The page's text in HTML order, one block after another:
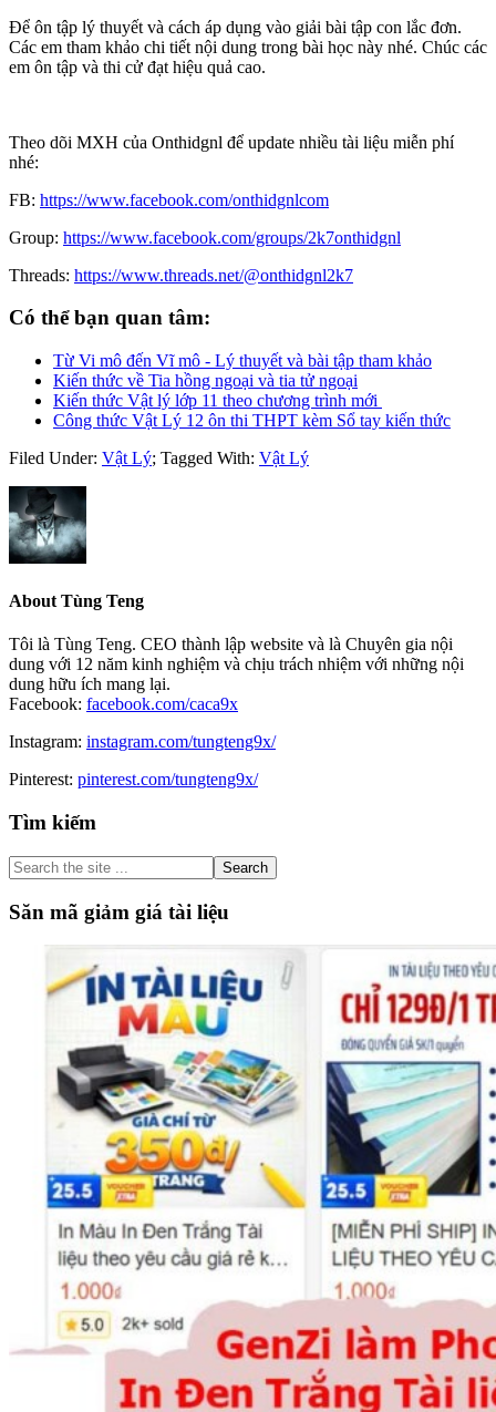
Để ôn tập lý thuyết và cách áp dụng vào giải bài tập con lắc đơn.
Các em tham khảo chi tiết nội dung trong bài học này nhé. Chúc các
em ôn tập và thi cử đạt hiệu quả cao.
Theo dõi MXH của Onthidgnl để update nhiều tài liệu miễn phí
nhé:
FB: https://www.facebook.com/onthidgnlcom
Group: https://www.facebook.com/groups/2k7onthidgnl
Threads: https://www.threads.net/@onthidgnl2k7
Có thể bạn quan tâm:
Từ Vi mô đến Vĩ mô - Lý thuyết và bài tập tham khảo
Kiến thức về Tia hồng ngoại và tia tử ngoại
Kiến thức Vật lý lớp 11 theo chương trình mới
Công thức Vật Lý 12 ôn thi THPT kèm Sổ tay kiến thức
Filed Under: Vật Lý; Tagged With: Vật Lý
About Tùng Teng
Tôi là Tùng Teng. CEO thành lập website và là Chuyên gia nội
dung với 12 năm kinh nghiệm và chịu trách nhiệm với những nội
dung hữu ích mang lại.
Facebook: facebook.com/caca9x
Instagram: instagram.com/tungteng9x/
Pinterest: pinterest.com/tungteng9x/
Primary
Sidebar
Tìm kiếm
Search
the
site
...
Săn mã giảm giá tài liệu